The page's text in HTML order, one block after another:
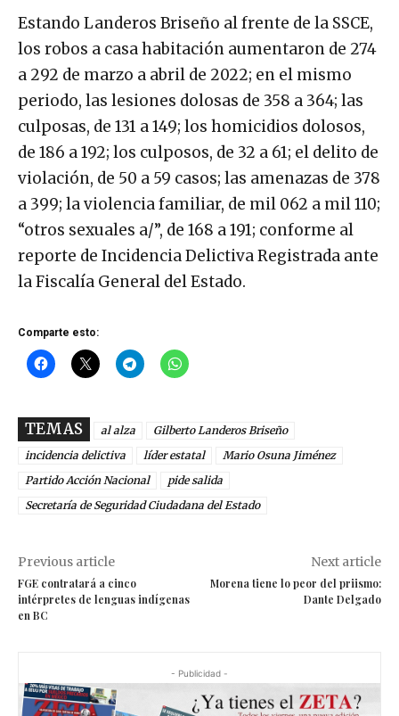
Estando Landeros Briseño al frente de la SSCE,
los robos a casa habitación aumentaron de 274
a 292 de marzo a abril de 2022; en el mismo
periodo, las lesiones dolosas de 358 a 364; las
culposas, de 131 a 149; los homicidios dolosos,
de 186 a 192; los culposos, de 32 a 61; el delito de
violación, de 50 a 59 casos; las amenazas de 378
a 399; la violencia familiar, de mil 062 a mil 110;
“otros sexuales a/”, de 168 a 191; conforme al
reporte de Incidencia Delictiva Registrada ante
la Fiscalía General del Estado.
Comparte esto:
TEMAS al alza
Gilberto Landeros Briseño
incidencia delictiva
líder estatal
Mario Osuna Jiménez
Partido Acción Nacional
pide salida
Secretaría de Seguridad Ciudadana del Estado
Previous article
FGE contratará a cinco
intérpretes de lenguas indígenas
en BC
Next article
Morena tiene lo peor del priismo:
Dante Delgado
- Publicidad -